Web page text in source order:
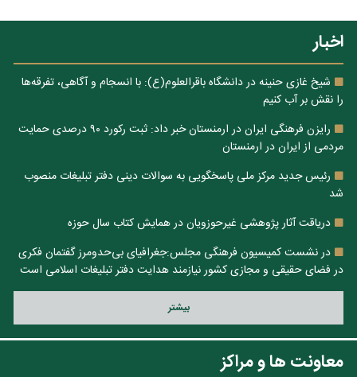
اخبار
شیخ غازی حنینه در دانشگاه باقرالعلوم(ع): با انسجام و آگاهی، تفرقه‌ها
را نقش بر آب کنیم
رایزن فرهنگی ایران در ارمنستان خبر داد: ثبت رکورد ۹۰ درصدی حمایت
مردمی از ایران در ارمنستان
رئیس جدید مرکز ملی پاسخگویی به سوالات دینی دفتر تبلیغات منصوب
شد
دریاقت آثار پژوهشی غیرحوزویان در همایش کتاب سال حوزه
در نشست کمیسیون فرهنگی مجلس:جغرافیای بی‌حدومرز گفتمان فکری
در فضای حقیقی و مجازی کشور نیازمند هدایت دفتر تبلیغات اسلامی است
بيشتر
معاونت ها و مراکز